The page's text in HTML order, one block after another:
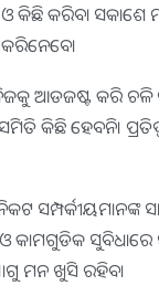
କିଛି କରିବା ସକାଶେ
ଆଡଜଷ୍ଟ କରି ଚଳି
କିଛି ହେବନି।
ସମ୍ପର୍କୀୟମାନଙ୍କ
ସୁବିଧାରେ
ମନ ଖୁସି ରହିବ।